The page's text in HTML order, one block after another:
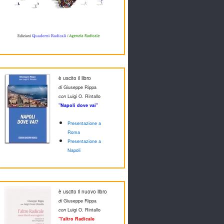
è uscito il libro
diGiuseppe Rippa
con Luigi O. Rintallo
"Napoli dove vai"
Presentazione a
Roma
Presentazione a
Napoli
è uscito il nuovo libro
diGiuseppe Rippa
con Luigi O. Rintallo
"l'altro Radicale